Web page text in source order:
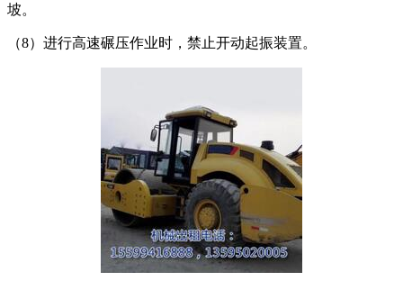
坡。
（8）进行高速碾压作业时，禁止开动起振装置。